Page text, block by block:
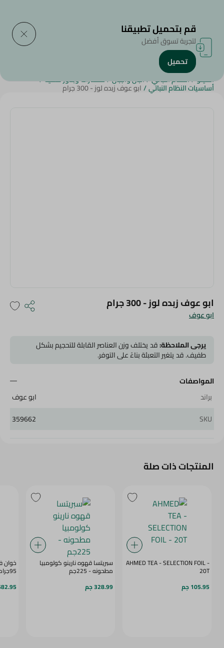
الرئيسية/الجبن,منتجات الألبان والبيض
الكيتو/النظام النباتي/ألبان وأجبان/مكسرات وبذور صحية/
أساسيات النظام النباتي/ابو عوف زبده لوز - 300 جرام
ابو عوف
ابو عوف زبده لوز - 300 جرام
يرجى الملاحظة:قد يختلف وزن العناصر القابلة للتحجيم بشكل
طفيف. قد يتغير التعبئة بناءً على التوفر.
المواصفات
براند
ابو عوف
SKU
359662
المنتجات ذات صلة
AHMED TEA - SELECTION FOIL -
20T
105.95 جم
سبريتسا قهوه نارينو كولومبيا
مطحونه - 225جم
328.99 جم
خوان
95جرام
682.95
قم بتحميل تطبيقنا
لتجربة تسوق أفضل
تحميل